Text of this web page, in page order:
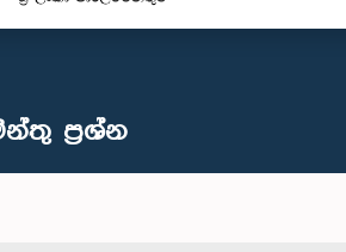
ප්‍රශ්න